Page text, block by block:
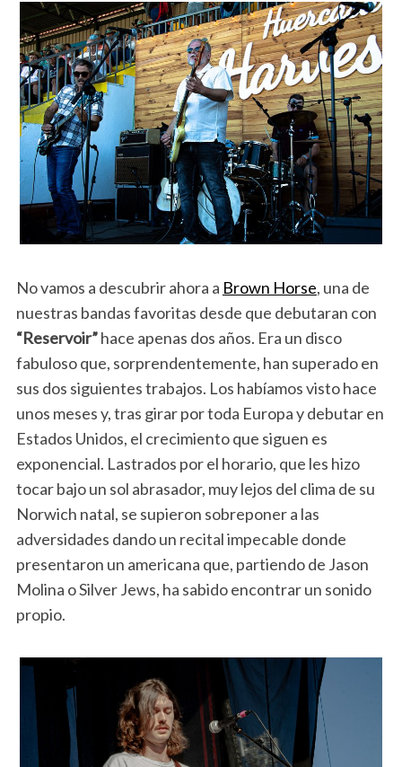
No vamos a descubrir ahora a Brown Horse, una de
nuestras bandas favoritas desde que debutaran con
“Reservoir”hace apenas dos años. Era un disco
fabuloso que, sorprendentemente, han superado en
sus dos siguientes trabajos. Los habíamos visto hace
unos meses y, tras girar por toda Europa y debutar en
Estados Unidos, el crecimiento que siguen es
exponencial. Lastrados por el horario, que les hizo
tocar bajo un sol abrasador, muy lejos del clima de su
Norwich natal, se supieron sobreponer a las
adversidades dando un recital impecable donde
presentaron un americana que, partiendo de Jason
Molina o Silver Jews, ha sabido encontrar un sonido
propio.